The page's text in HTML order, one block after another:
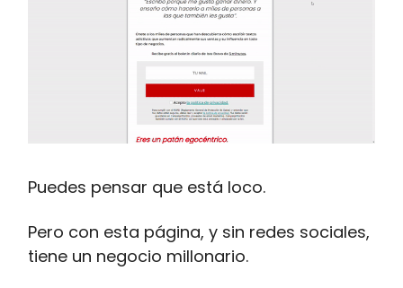
Puedes pensar que está loco.
Pero con esta página, y sin redes sociales,
tiene un negocio millonario.